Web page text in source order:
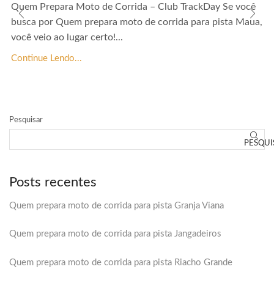
Quem Prepara Moto de Corrida – Club TrackDay Se você
busca por Quem prepara moto de corrida para pista Maua,
você veio ao lugar certo!...
Continue Lendo...
Pesquisar
Posts recentes
Quem prepara moto de corrida para pista Granja Viana
Quem prepara moto de corrida para pista Jangadeiros
Quem prepara moto de corrida para pista Riacho Grande